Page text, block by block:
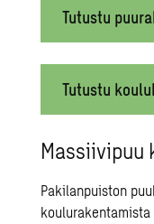
Tutustu
Tutustu
Massiivipuu
Pakilanpuiston